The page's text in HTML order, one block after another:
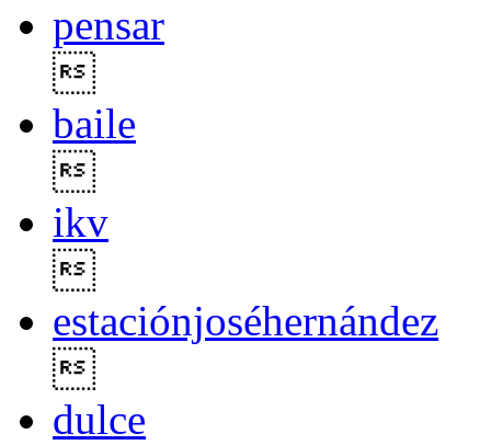
pensar
baile
ikv
estaciónjoséhernández
dulce